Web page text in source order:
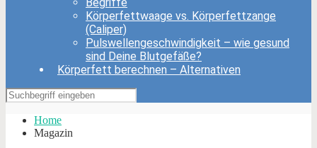
Körperfettwaage vs. Körperfettzange
(Caliper)
Pulswellengeschwindigkeit – wie gesund
sind Deine Blutgefäße?
Körperfett berechnen – Alternativen
Home
Magazin